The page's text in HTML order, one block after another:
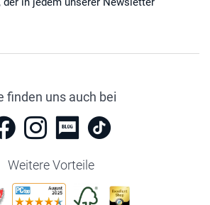
finden uns auch bei
Weitere Vorteile